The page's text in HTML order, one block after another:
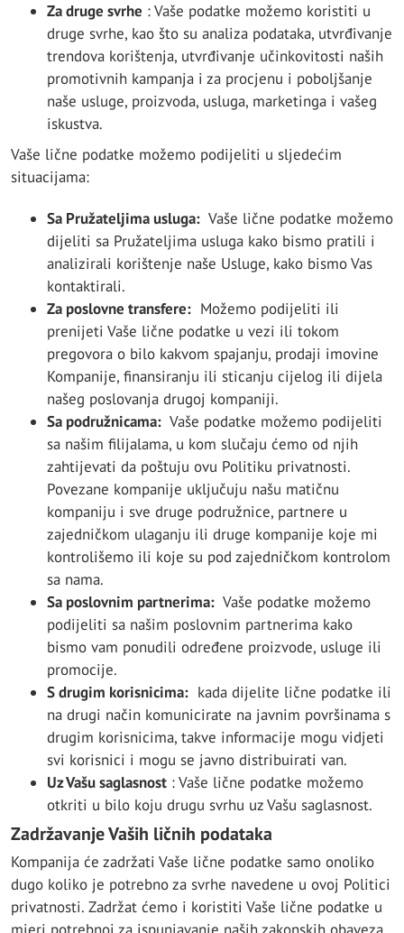
Za druge svrhe : Vaše podatke možemo koristiti u
druge svrhe, kao što su analiza podataka, utvrđivanje
trendova korištenja, utvrđivanje učinkovitosti naših
promotivnih kampanja i za procjenu i poboljšanje
naše usluge, proizvoda, usluga, marketinga i vašeg
iskustva.
Vaše lične podatke možemo podijeliti u sljedećim
situacijama:
Sa Pružateljima usluga: Vaše lične podatke možemo
dijeliti sa Pružateljima usluga kako bismo pratili i
analizirali korištenje naše Usluge, kako bismo Vas
kontaktirali.
Za poslovne transfere: Možemo podijeliti ili
prenijeti Vaše lične podatke u vezi ili tokom
pregovora o bilo kakvom spajanju, prodaji imovine
Kompanije, finansiranju ili sticanju cijelog ili dijela
našeg poslovanja drugoj kompaniji.
Sa podružnicama: Vaše podatke možemo podijeliti
sa našim filijalama, u kom slučaju ćemo od njih
zahtijevati da poštuju ovu Politiku privatnosti.
Povezane kompanije uključuju našu matičnu
kompaniju i sve druge podružnice, partnere u
zajedničkom ulaganju ili druge kompanije koje mi
kontrolišemo ili koje su pod zajedničkom kontrolom
sa nama.
Sa poslovnim partnerima: Vaše podatke možemo
podijeliti sa našim poslovnim partnerima kako
bismo vam ponudili određene proizvode, usluge ili
promocije.
S drugim korisnicima: kada dijelite lične podatke ili
na drugi način komunicirate na javnim površinama s
drugim korisnicima, takve informacije mogu vidjeti
svi korisnici i mogu se javno distribuirati van.
Uz Vašu saglasnost : Vaše lične podatke možemo
otkriti u bilo koju drugu svrhu uz Vašu saglasnost.
Zadržavanje Vaših ličnih podataka
Kompanija će zadržati Vaše lične podatke samo onoliko
dugo koliko je potrebno za svrhe navedene u ovoj Politici
privatnosti. Zadržat ćemo i koristiti Vaše lične podatke u